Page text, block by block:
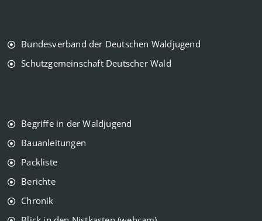
Bundesverband der Deutschen Waldjugend
Schutzgemeinschaft Deutscher Wald
Begriffe in der Waldjugend
Bauanleitungen
Packliste
Berichte
Chronik